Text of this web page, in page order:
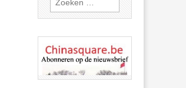
naar: